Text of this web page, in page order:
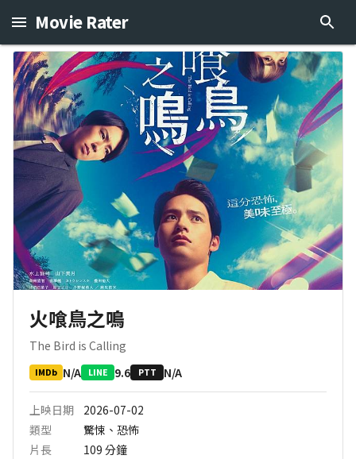
Movie Rater
火喰鳥之鳴
The Bird is Calling
IMDb N/A LINE 9.6 PTT N/A
上映日期
2026-07-02
類型
驚悚、恐怖
片長
109 分鐘